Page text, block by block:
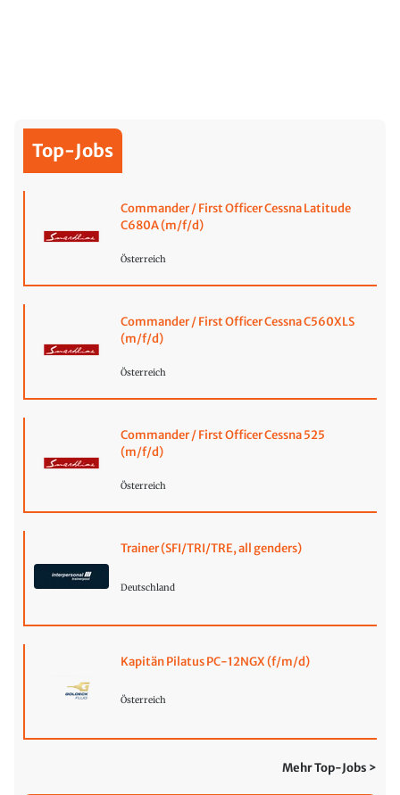
Top-Jobs
Commander / First Officer Cessna Latitude
C680A (m/f/d)
Österreich
Commander / First Officer Cessna C560XLS
(m/f/d)
Österreich
Commander / First Officer Cessna 525
(m/f/d)
Österreich
Trainer (SFI/TRI/TRE, all genders)
Deutschland
Kapitän Pilatus PC-12NGX (f/m/d)
Österreich
Mehr Top-Jobs >